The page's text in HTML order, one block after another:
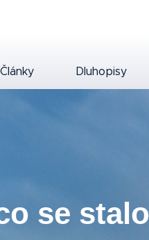
Články Dluhopisy
se stalo